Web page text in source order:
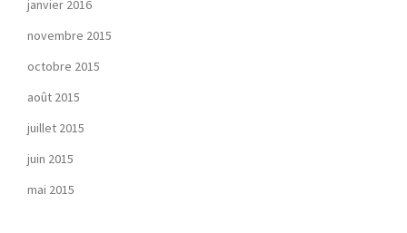
janvier 2016
novembre 2015
octobre 2015
août 2015
juillet 2015
juin 2015
mai 2015